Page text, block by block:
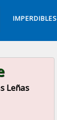
IMPERDIBLES
Leñas